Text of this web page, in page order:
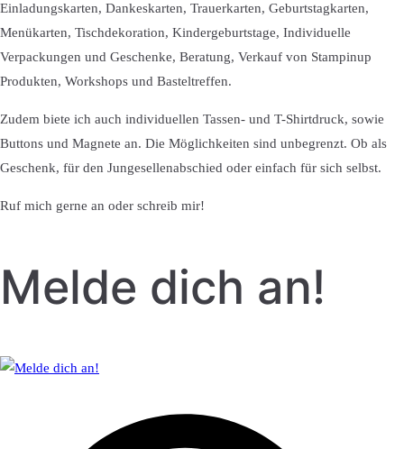
Einladungskarten, Dankeskarten, Trauerkarten, Geburtstagkarten,
Menükarten, Tischdekoration, Kindergeburtstage, Individuelle
Verpackungen und Geschenke, Beratung, Verkauf von Stampinup
Produkten, Workshops und Basteltreffen.
Zudem biete ich auch individuellen Tassen- und T-Shirtdruck, sowie
Buttons und Magnete an. Die Möglichkeiten sind unbegrenzt. Ob als
Geschenk, für den Jungesellenabschied oder einfach für sich selbst.
Ruf mich gerne an oder schreib mir!
Melde dich an!